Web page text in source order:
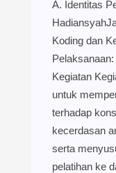
A. Identitas
Koding dan
Kegiatan
untuk
terhadap
kecerdasan
serta
pelatihan ke